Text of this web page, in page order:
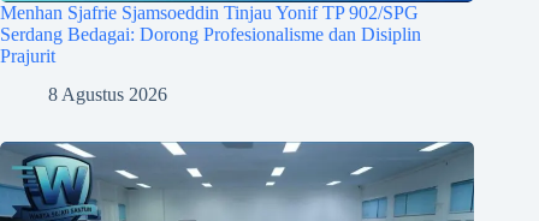
Menhan Sjafrie Sjamsoeddin Tinjau Yonif TP 902/SPG
Serdang Bedagai: Dorong Profesionalisme dan Disiplin
Prajurit
8 Agustus 2026